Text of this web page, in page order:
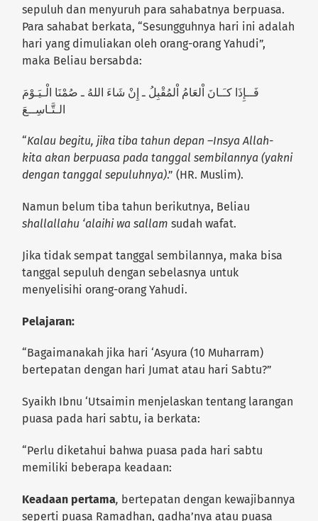
sepuluh dan menyuruh para sahabatnya berpuasa.
Para sahabat berkata, “Sesungguhnya hari ini adalah
hari yang dimuliakan oleh orang-orang Yahudi”,
maka Beliau bersabda:
فَــإِذَا كـَـانَ اْلعَامُ اْلمُقْبِلُ ـ إِنْ شَاءَ اللهُ ـ صُمْنَا الْـيَـوْمَ
الـتَّـاسِــعَ
“Kalau begitu, jika tiba tahun depan –Insya Allah-
kita akan berpuasa pada tanggal sembilannya (yakni
dengan tanggal sepuluhnya).” (HR. Muslim).
Namun belum tiba tahun berikutnya, Beliau
shallallahu ‘alaihi wa sallam sudah wafat.
Jika tidak sempat tanggal sembilannya, maka bisa
tanggal sepuluh dengan sebelasnya untuk
menyelisihi orang-orang Yahudi.
Pelajaran:
“Bagaimanakah jika hari ‘Asyura (10 Muharram)
bertepatan dengan hari Jumat atau hari Sabtu?”
Syaikh Ibnu ‘Utsaimin menjelaskan tentang larangan
puasa pada hari sabtu, ia berkata:
“Perlu diketahui bahwa puasa pada hari sabtu
memiliki beberapa keadaan:
Keadaan pertama, bertepatan dengan kewajibannya
seperti puasa Ramadhan, qadha’nya atau puasa